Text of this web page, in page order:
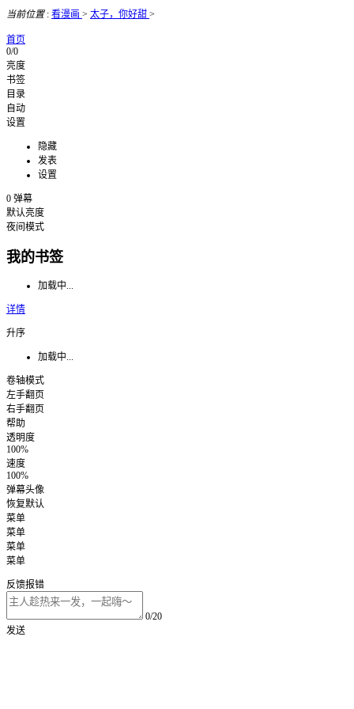
当前位置: 看漫画 > 太子，你好甜 >
首页
0/0
亮度
书签
目录
自动
设置
隐藏
发表
设置
0 弹幕
默认亮度
夜间模式
我的书签
加载中...
详情
升序
加载中...
卷轴模式
左手翻页
右手翻页
帮助
透明度
100%
速度
100%
弹幕头像
恢复默认
菜单
菜单
菜单
菜单
反馈报错
0/20
发送